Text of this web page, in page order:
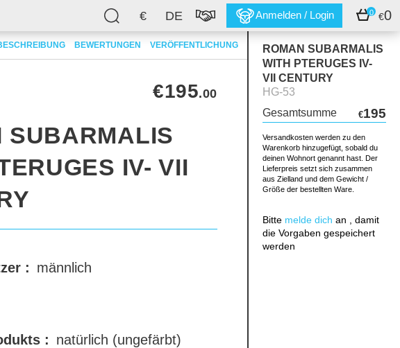
€ DE Anmelden / Login 0 €0
BEWERTUNGEN VERÖFFENTLICHUNG
ROMAN SUBARMALIS
WITH PTERUGES IV-
VII CENTURY
HG-53
Gesamtsumme
€195
Versandkosten werden zu den
Warenkorb hinzugefügt, sobald du
deinen Wohnort genannt hast. Der
Lieferpreis setzt sich zusammen
aus Zielland und dem Gewicht /
Größe der bestellten Ware.
Bitte melde dich an , damit
die Vorgaben gespeichert
werden
€195.00
SUBARMALIS
IV- VII
: männlich
: natürlich (ungefärbt)